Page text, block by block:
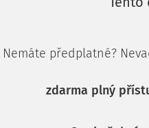
Nemáte předplatné?
zdarma plný